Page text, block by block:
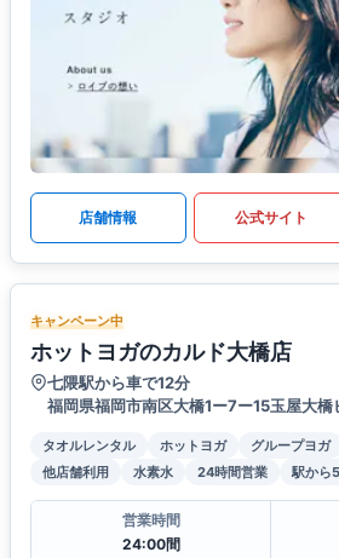
店舗情報 公式サイト
キャンペーン中
ホットヨガのカルド大橋店
七隈駅から車で12分
福岡県福岡市南区大橋1ー7ー15玉屋大橋
タオルレンタル ホットヨガ グループヨガ
他店舗利用
水素水 24時間営業 駅から
営業時間
24:00間